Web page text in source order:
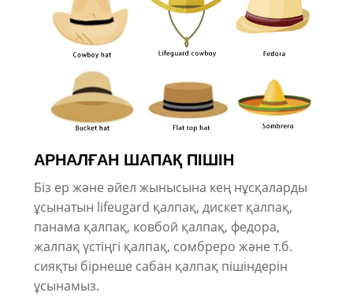
АРНАЛҒАН ШАПАҚ ПІШІН
Біз ер және әйел жынысына кең нұсқаларды
ұсынатын lifeugard қалпақ, дискет қалпақ,
панама қалпақ, ковбой қалпақ, федора,
жалпақ үстіңгі қалпақ, сомбреро және т.б.
сияқты бірнеше сабан қалпақ пішіндерін
ұсынамыз.